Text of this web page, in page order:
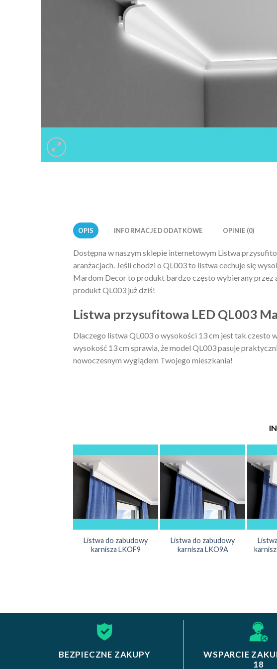
Listwa do zabudowy karnisza LKO9A
59.00zł
OPIS INFORMACJE DODATKOWE OPINIE (0)
Dostępna w naszym sklepie internetowym Listwa
aranżacjach. Jeśli chodzi o QL003 to listwa cechuje się
Mardom Decor to produkt bardzo często wybierany przez
produkt QL003 już dziś!
Listwa przysufitowa LED QL003
Dlaczego listwa QL003 o wysokości 13 cm jest tak czesto
wysokość 13 cm sprawia, że model QL003 pasuje
nowoczesnym wyglądem Twojego mieszkania!
Listwa do zabudowy
karnisza LKOF9
Listwa do zabudowy
karnisza LKO9A
BEZPIECZNE ZAKUPY
WSPARCIE
18